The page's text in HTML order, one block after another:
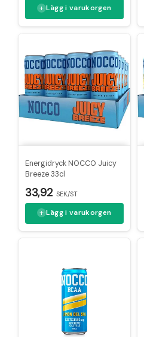
Lägg i varukorgen
Energidryck NOCCO Juicy
Breeze 33cl
33,92 SEK/ST
Lägg i varukorgen